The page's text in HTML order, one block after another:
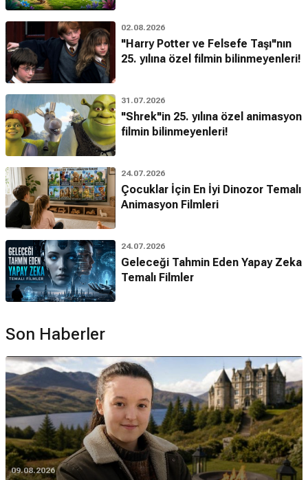
02.08.2026
"Harry Potter ve Felsefe Taşı"nın
25. yılına özel filmin bilinmeyenleri!
31.07.2026
"Shrek"in 25. yılına özel animasyon
filmin bilinmeyenleri!
24.07.2026
Çocuklar İçin En İyi Dinozor Temalı
Animasyon Filmleri
24.07.2026
Geleceği Tahmin Eden Yapay Zeka
Temalı Filmler
Son Haberler
09.08.2026